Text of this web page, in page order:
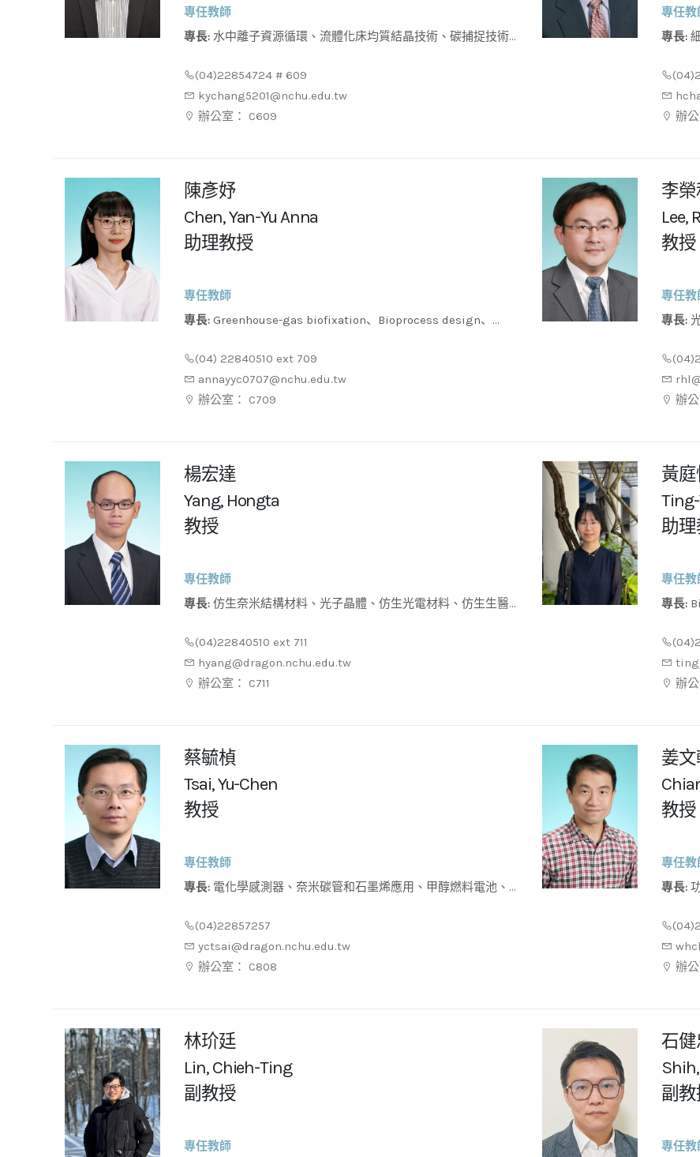
專任教師
專長: 水中離子資源循環、流體化床均質結晶技術、碳捕捉技術
(04)22854724 # 609
kychang5201@nchu.edu.tw
辦公室： C609
專任教
專長: 細胞間訊息傳遞、超臨界二氧化碳萃取、矽藻生長動力學
辦
陳彥妤
Chen, Yan-Yu Anna
助理教授
專任教師
專長: Greenhouse-gas biofixation、Bioprocess design、
(04) 22840510 ext 709
annayyc0707@nchu.edu.tw
辦公室： C709
李榮
Lee,
教授
專任教
專長: 光電高分子材料合成與元件製程技術、共價有機架構複合
辦
楊宏達
Yang, Hongta
教授
專任教師
專長: 仿生奈米結構材料、光子晶體、仿生光電材料、仿生生醫
(04)22840510 ext 711
hyang@dragon.nchu.edu.tw
辦公室： C711
黃
助
專任教
專長:
辦
蔡毓楨
Tsai, Yu-Chen
教授
專任教師
專長:
(04)22857257
yctsai@dragon.nchu.edu.tw
辦公室： C808
姜
教授
專任教
專長: 功能性高分子生醫材料、藥物傳輸與癌症治療、膠體與界
辦
林玠廷
Lin, Chieh-Ting
副教授
專任教師
石健
副
專任教